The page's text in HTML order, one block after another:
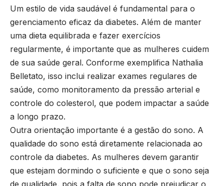
Um estilo de vida saudável é fundamental para o
gerenciamento eficaz da diabetes. Além de manter
uma dieta equilibrada e fazer exercícios
regularmente, é importante que as mulheres cuidem
de sua saúde geral. Conforme exemplifica Nathalia
Belletato, isso inclui realizar exames regulares de
saúde, como monitoramento da pressão arterial e
controle do colesterol, que podem impactar a saúde
a longo prazo.
Outra orientação importante é a gestão do sono. A
qualidade do sono está diretamente relacionada ao
controle da diabetes. As mulheres devem garantir
que estejam dormindo o suficiente e que o sono seja
de qualidade, pois a falta de sono pode prejudicar o